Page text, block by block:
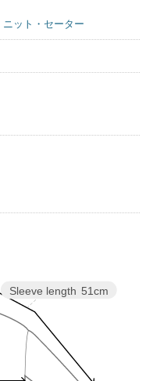
ニット・セーター
Sleeve length 51cm